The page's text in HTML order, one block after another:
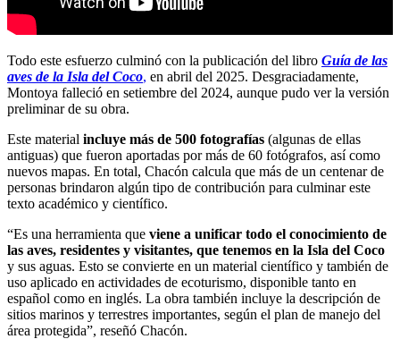
Todo este esfuerzo culminó con la publicación del libro Guía de las
aves de la Isla del Coco, en abril del 2025. Desgraciadamente,
Montoya falleció en setiembre del 2024, aunque pudo ver la versión
preliminar de su obra.
Este material incluye más de 500 fotografías (algunas de ellas
antiguas) que fueron aportadas por más de 60 fotógrafos, así como
nuevos mapas. En total, Chacón calcula que más de un centenar de
personas brindaron algún tipo de contribución para culminar este
texto académico y científico.
“Es una herramienta que viene a unificar todo el conocimiento de
las aves, residentes y visitantes, que tenemos en la Isla del Coco
y sus aguas. Esto se convierte en un material científico y también de
uso aplicado en actividades de ecoturismo, disponible tanto en
español como en inglés. La obra también incluye la descripción de
sitios marinos y terrestres importantes, según el plan de manejo del
área protegida”, reseñó Chacón.